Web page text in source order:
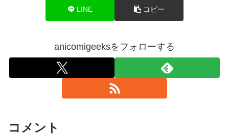
LINE コピー
anicomigeeksをフォローする
コメント